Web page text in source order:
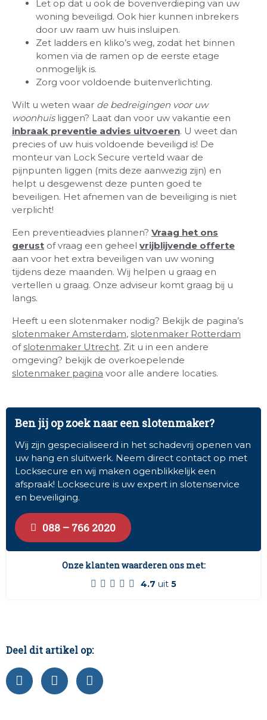
Let op dat u ook de bovenverdieping van uw
woning beveiligd. Ook hier kunnen inbrekers
door uw raam uw huis insluipen.
Zet ladders en kliko’s weg, zodat het binnen
komen via de ramen op de eerste etage
onmogelijk is.
Zorg voor voldoende buitenverlichting.
Wilt u weten waar de bedreigingen voor uw
woonhuisliggen? Laat dan voor uw vakantie een
inbraak preventie advies uitvoeren. U weet dan
precies of uw huis voldoende beveiligd is! De
monteur van Lock Secure verteld waar de
pijnpunten liggen (mits deze aanwezig zijn) en
helpt u desgewenst deze punten goed te
beveiligen. Het afnemen van de beveiliging is niet
verplicht!
Een preventieadvies plannen? Vraag het ons
gerust of vraag een geheel vrijblijvende offerte
aan voor het extra beveiligen van uw woning
tijdens deze maanden. Wij helpen u graag en
vertellen u graag. Onze adviseur komt graag bij u
langs.
Heeft u een slotenmaker nodig? Bekijk de pagina’s
slotenmaker Amsterdam, slotenmaker Rotterdam
of slotenmaker Utrecht. Zit u in een andere
omgeving? bekijk de overkoepelende
slotenmaker pagina voor alle andere locaties.
Ben jij op zoek naar een slotenmaker?
Wij zijn gespecialiseerd in het schadevrij openen van
uw hang en sluitwerk. Neem direct contact op met
Locksecure en wij maken ogenblikkelijk een
afspraak! Locksecure is uw expert in slotenservice
en beveiliging.
088 – 766 2020
Onze klanten waarderen ons met:
4.7 uit 5
Deel dit artikel op: